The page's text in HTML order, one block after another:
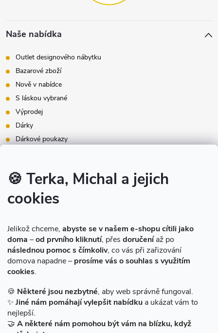
🍪 Terka, Michal a jejich
cookies
Jelikož chceme, abyste se v našem e-shopu cítili jako
doma –od prvního kliknutí, přes doručeníaž po
následnou pomoc s čímkoliv, co vás při zařizování
domova napadne – prosíme vás o souhlas s využitím
cookies.
🍪 Některé jsou nezbytné, aby web správně fungoval.
✨ Jiné nám pomáhají vylepšit nabídku a ukázat vám to
nejlepší.
🤝 A některé nám pomohou být vám na blízku, když
Naše nabídka
Outlet designového nábytku
Bazarové zboží
Nově v nabídce
S láskou vybrané
Výprodej
Dárky
Dárkové poukazy
Instagram
Facebook